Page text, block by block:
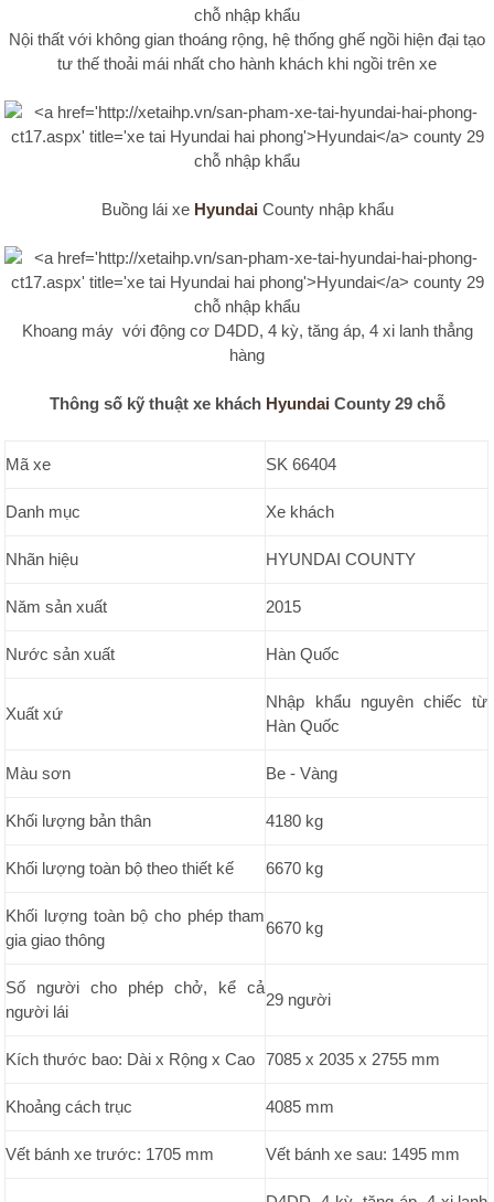
Nội thất với không gian thoáng rộng, hệ thống ghế ngồi hiện đại tạo
tư thế thoải mái nhất cho hành khách khi ngồi trên xe
Buồng lái xe HyundaiCounty nhập khẩu
Khoang máy với động cơ D4DD, 4 kỳ, tăng áp, 4 xi lanh thẳng
hàng
Thông số kỹ thuật xe khách HyundaiCounty 29 chỗ
Mã xe SK 66404
Danh mục Xe khách
Nhãn hiệu HYUNDAI COUNTY
Năm sản xuất 2015
Nước sản xuất Hàn Quốc
Xuất xứ
Nhập khẩu nguyên chiếc từ
Hàn Quốc
Màu sơn Be - Vàng
Khối lượng bản thân 4180 kg
Khối lượng toàn bộ theo thiết kế 6670 kg
Khối lượng toàn bộ cho phép tham
gia giao thông
6670 kg
Số người cho phép chở, kể cả
người lái
29 người
Kích thước bao: Dài x Rộng x Cao 7085 x 2035 x 2755 mm
Khoảng cách trục 4085 mm
Vết bánh xe trước: 1705 mm Vết bánh xe sau: 1495 mm